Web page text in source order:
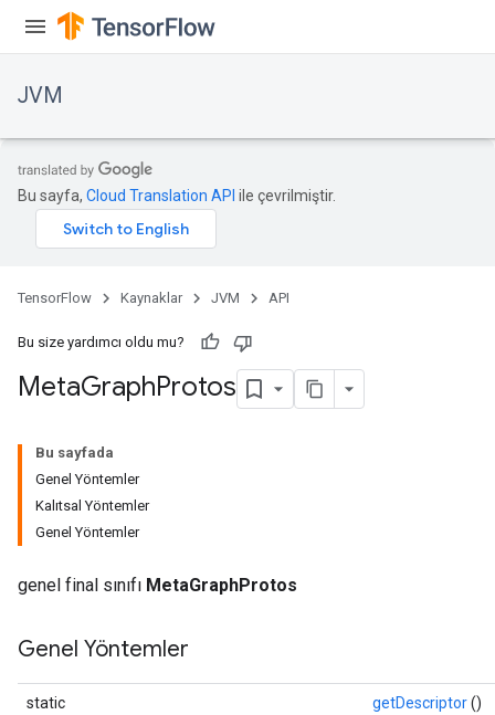
JVM
Bu sayfa, Cloud Translation API ile çevrilmiştir.
TensorFlow Kaynaklar JVM API
Bu size yardımcı oldu mu?
MetaGraphProtos
Bu sayfada
Genel Yöntemler
Kalıtsal Yöntemler
Genel Yöntemler
genel final sınıfı MetaGraphProtos
Genel Yöntemler
static
getDescriptor()